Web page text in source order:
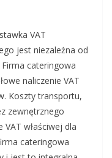
VAT
jest niezależna od
cateringowa
naliczenie VAT
Koszty transportu,
zewnętrznego
właściwej dla
cateringowa